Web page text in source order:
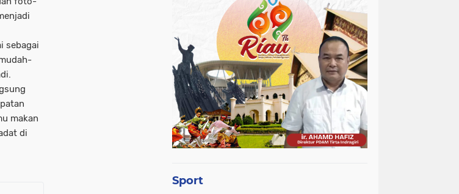
sebagai
makan
di
Sport